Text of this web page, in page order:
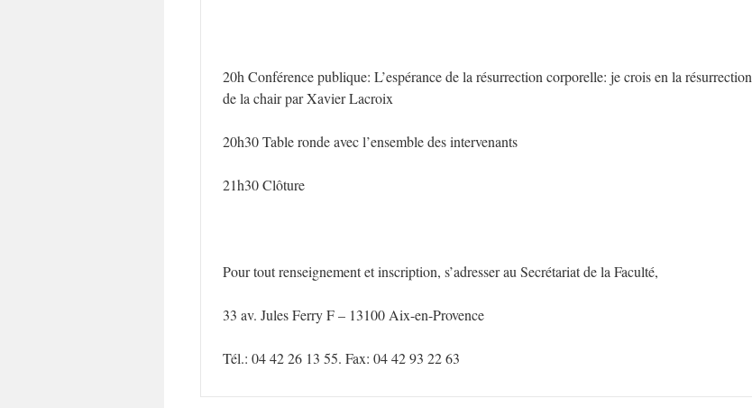
20h Conférence publique: L’espérance de la résurrection corporelle: je crois en la résurrection
de la chair par Xavier Lacroix
20h30 Table ronde avec l’ensemble des intervenants
21h30 Clôture
Pour tout renseignement et inscription, s’adresser au Secrétariat de la Faculté,
33 av. Jules Ferry F – 13100 Aix-en-Provence
Tél.: 04 42 26 13 55. Fax: 04 42 93 22 63